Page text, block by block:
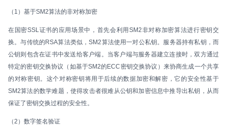
（1）基于SM2算法的非对称加密
在国密SSL证书的应用场景中，首先会利用SM2非对称加密算法进行密钥交
换。与传统的RSA算法类似，SM2算法使用一对公私钥。服务器持有私钥，而
公钥则包含在证书中发送给客户端。当客户端与服务器建立连接时，双方通过
特定的密钥交换协议（如基于SM2的ECC密钥交换协议）来协商生成一个共享
的对称密钥。这个对称密钥将用于后续的数据加密和解密，它的安全性基于
SM2算法的数学难题，使得攻击者很难从公钥和加密信息中推导出私钥，从而
保证了密钥交换过程的安全性。
（2）数字签名验证